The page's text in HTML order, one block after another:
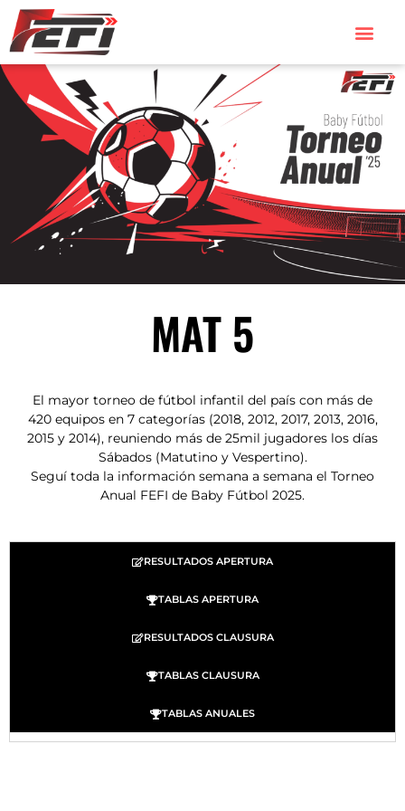
MAT 5
El mayor torneo de fútbol infantil del país con más de
420 equipos en 7 categorías (2018, 2012, 2017, 2013, 2016,
2015 y 2014), reuniendo más de 25mil jugadores los días
Sábados (Matutino y Vespertino).
Seguí toda la información semana a semana el Torneo
Anual FEFI de Baby Fútbol 2025.
RESULTADOS APERTURA
TABLAS APERTURA
RESULTADOS CLAUSURA
TABLAS CLAUSURA
TABLAS ANUALES